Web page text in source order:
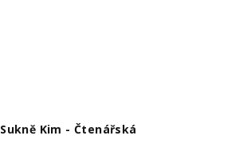
Sukně Kim - Čtenářská